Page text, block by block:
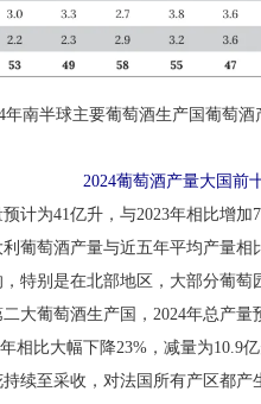
年南半球主要葡萄酒生产国葡萄
2024葡萄酒产量大国前
计为41亿升，与2023年相比增
葡萄酒产量与近五年平均产量
特别是在北部地区，大部分葡萄
大葡萄酒生产国，2024年总产
相比大幅下降23%，减量为10.9
续至采收，对法国所有产区都